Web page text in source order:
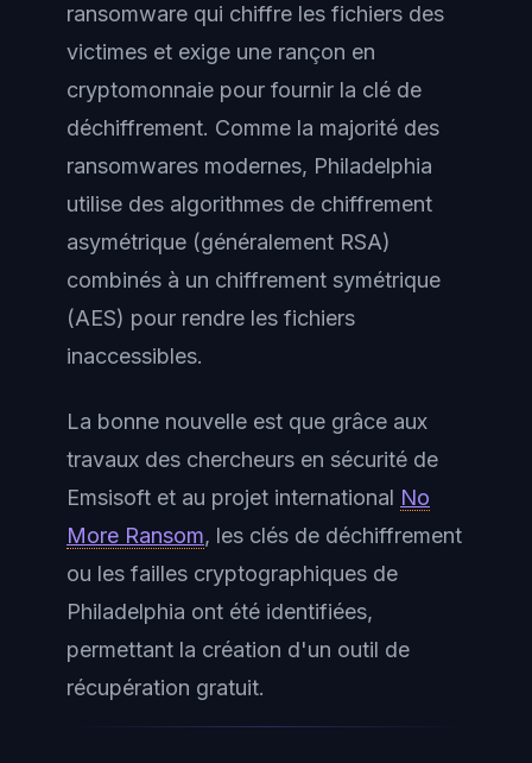
ransomware qui chiffre les fichiers des
victimes et exige une rançon en
cryptomonnaie pour fournir la clé de
déchiffrement. Comme la majorité des
ransomwares modernes, Philadelphia
utilise des algorithmes de chiffrement
asymétrique (généralement RSA)
combinés à un chiffrement symétrique
(AES) pour rendre les fichiers
inaccessibles.
La bonne nouvelle est que grâce aux
travaux des chercheurs en sécurité de
Emsisoft et au projet international No
More Ransom, les clés de déchiffrement
ou les failles cryptographiques de
Philadelphia ont été identifiées,
permettant la création d'un outil de
récupération gratuit.